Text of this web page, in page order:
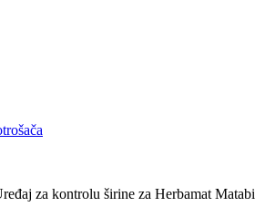
za kontrolu širine za Herbamat Matabi